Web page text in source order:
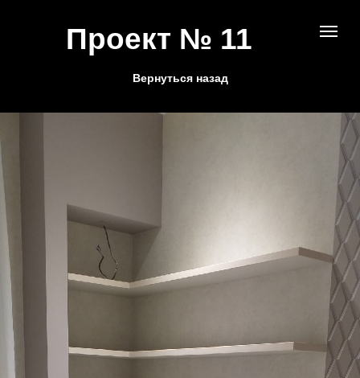
Проект № 11
Вернуться назад